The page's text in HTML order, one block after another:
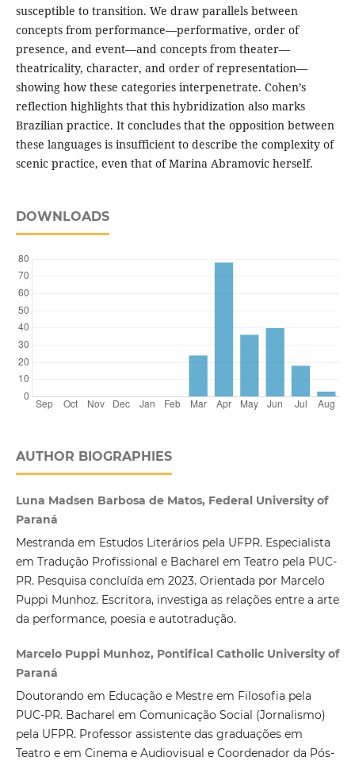
susceptible to transition. We draw parallels between
concepts from performance—performative, order of
presence, and event—and concepts from theater—
theatricality, character, and order of representation—
showing how these categories interpenetrate. Cohen’s
reflection highlights that this hybridization also marks
Brazilian practice. It concludes that the opposition between
these languages is insufficient to describe the complexity of
scenic practice, even that of Marina Abramovic herself.
DOWNLOADS
AUTHOR BIOGRAPHIES
Luna Madsen Barbosa de Matos, Federal University of
Paraná
Mestranda em Estudos Literários pela UFPR. Especialista
em Tradução Profissional e Bacharel em Teatro pela PUC-
PR. Pesquisa concluída em 2023. Orientada por Marcelo
Puppi Munhoz. Escritora, investiga as relações entre a arte
da performance, poesia e autotradução.
Marcelo Puppi Munhoz, Pontifical Catholic University of
Paraná
Doutorando em Educação e Mestre em Filosofia pela
PUC-PR. Bacharel em Comunicação Social (Jornalismo)
pela UFPR. Professor assistente das graduações em
Teatro e em Cinema e Audiovisual e Coordenador da Pós-